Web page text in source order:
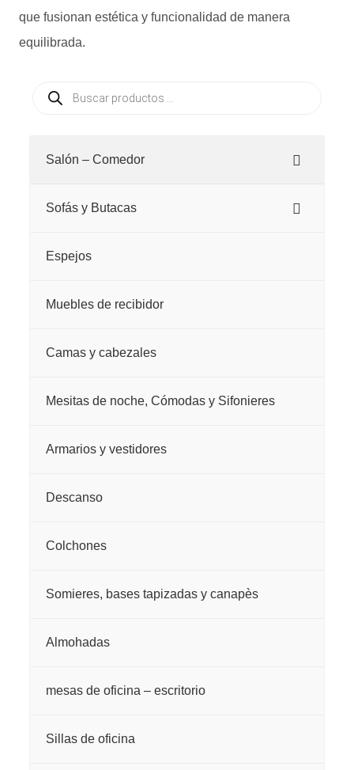
que fusionan estética y funcionalidad de manera
equilibrada.
Búsqueda
Salón – Comedor
Sofás y Butacas
Espejos
Muebles de recibidor
Camas y cabezales
Mesitas de noche, Cómodas y Sifonieres
Armarios y vestidores
Descanso
Colchones
Somieres, bases tapizadas y canapès
Almohadas
mesas de oficina – escritorio
Sillas de oficina